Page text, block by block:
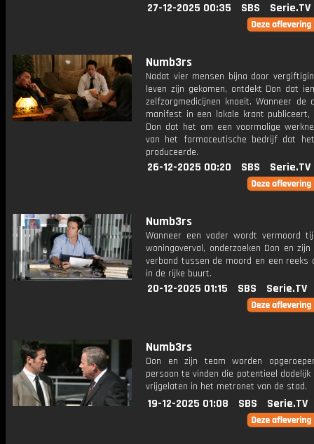
27-12-2025 00:35 SBS Serie.TV
Numb3rs
Nadat vier mensen bijna door
leven zijn gekomen, ontdekt Don dat
zelfzorgmedicijnen knoeit. Wanneer de
manifest in een lokale krant publiceert,
Don dat het om een voormalige
van het farmaceutische bedrijf dat
produceerde.
26-12-2025 00:20 SBS Serie.TV
Numb3rs
Wanneer een vader wordt vermoord
woningoverval, onderzoeken Don en
verband tussen de moord en een reeks
in de rijke buurt.
20-12-2025 01:15 SBS Serie.TV
Numb3rs
Don en zijn team worden
persoon te vinden die potentieel
vrijgelaten in het metronet van de stad.
19-12-2025 01:08 SBS Serie.TV